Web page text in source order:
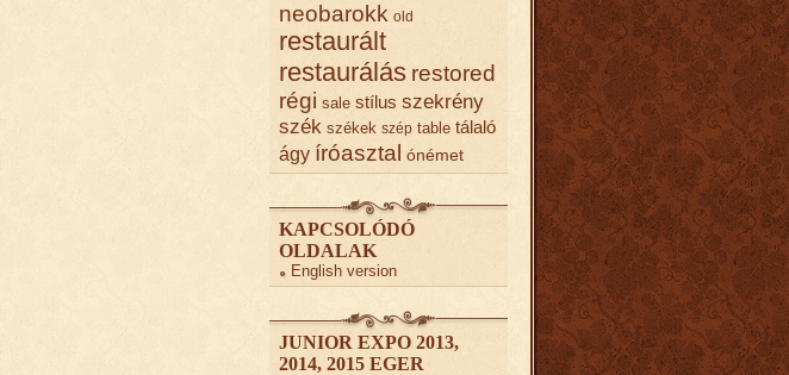
neobarokk old
restaurált
restaurálás restored
régi sale stílus szekrény
szék székek szép table tálaló
ágy íróasztal ónémet
KAPCSOLÓDÓ
OLDALAK
English version
JUNIOR EXPO 2013,
2014, 2015 EGER